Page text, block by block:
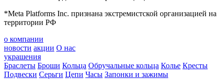
*Meta Platforms Inc. признана экстремистской организацией на
территории РФ
о компании
новости акции О нас
украшения
Браслеты Броши Кольца Обручальные кольца Колье Кресты
Подвески Серьги Цепи Часы Запонки и зажимы